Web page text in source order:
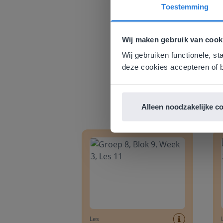
Toestemming
Wij maken gebruik van
Wij gebruiken functionele,
deze cookies accepteren of
Alleen noodzakelijke
Les
Deze
Gezien